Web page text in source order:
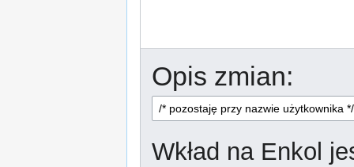
Opis zmian:
Wkład na Enkol